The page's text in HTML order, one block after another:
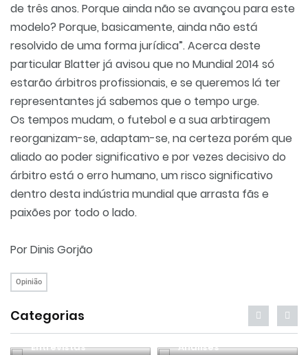
de três anos. Porque ainda não se avançou para este
modelo? Porque, basicamente, ainda não está
resolvido de uma forma jurídica”. Acerca deste
particular Blatter já avisou que no Mundial 2014 só
estarão árbitros profissionais, e se queremos lá ter
representantes já sabemos que o tempo urge.
Os tempos mudam, o futebol e a sua arbtiragem
reorganizam-se, adaptam-se, na certeza porém que
aliado ao poder significativo e por vezes decisivo do
árbitro está o erro humano, um risco significativo
dentro desta indústria mundial que arrasta fãs e
paixões por todo o lado.
Por Dinis Gorjão
Opinião
Categorias
Entrevistas Análises